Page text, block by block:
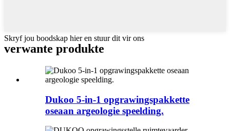
Skryf jou boodskap hier en stuur dit vir ons
verwante produkte
Dukoo 5-in-1 opgrawingspakkette
oseaan argeologie speelding.